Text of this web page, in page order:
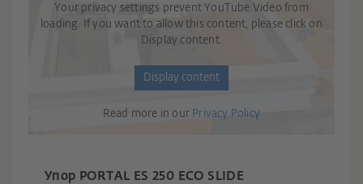
Your privacy settings prevent YouTube Video from
loading. If you want to allow this content, please click on
Display content.
Display content
Read more in our Privacy Policy
Упор PO RTAL ES 250 ECO SLIDE